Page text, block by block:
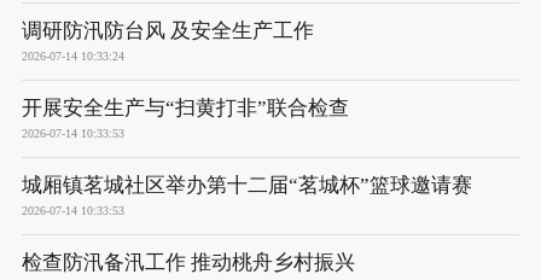
调研防汛防台风 及安全生产工作
2026-07-14 10:33:24
开展安全生产与“扫黄打非”联合检查
2026-07-14 10:33:53
城厢镇茗城社区举办第十二届“茗城杯”篮球邀请赛
2026-07-14 10:33:53
检查防汛备汛工作 推动桃舟乡村振兴